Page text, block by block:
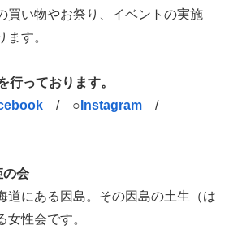
買い物やお祭り、イベントの実施
す。
行っております。
/ ○ Instagram /
の会
道にある因島。その因島の土生（は
性会です。